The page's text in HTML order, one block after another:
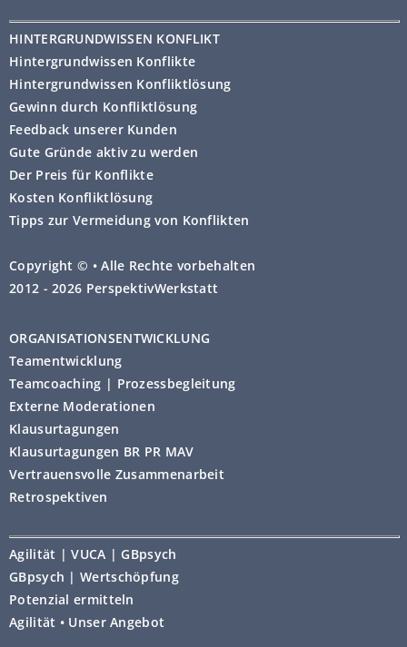
HINTERGRUNDWISSEN KONFLIKT
Hintergrundwissen Konflikte
Hintergrundwissen Konfliktlösung
Gewinn durch Konfliktlösung
Feedback unserer Kunden
Gute Gründe aktiv zu werden
Der Preis für Konflikte
Kosten Konfliktlösung
Tipps zur Vermeidung von Konflikten
Copyright © • Alle Rechte vorbehalten
2012 - 2026 PerspektivWerkstatt
ORGANISATIONSENTWICKLUNG
Teamentwicklung
Teamcoaching | Prozessbegleitung
Externe Moderationen
Klausurtagungen
Klausurtagungen BR PR MAV
Vertrauensvolle Zusammenarbeit
Retrospektiven
Agilität | VUCA | GBpsych
GBpsych | Wertschöpfung
Potenzial ermitteln
Agilität • Unser Angebot